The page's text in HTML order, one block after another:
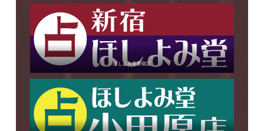
ほしよみ堂新宿店